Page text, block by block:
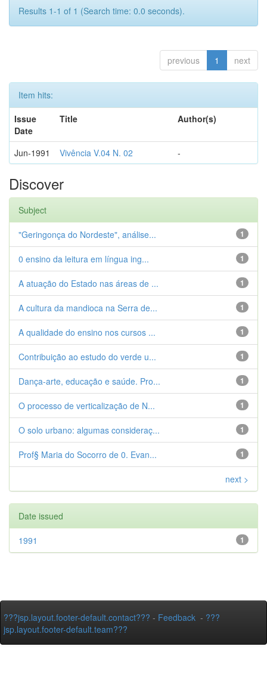
Results 1-1 of 1 (Search time: 0.0 seconds).
previous 1 next
Item hits:
Issue
Date
Title Author(s)
Jun-1991 Vivência V.04 N. 02 -
Discover
Subject
1
"Geringonça do Nordeste", análise...
1
0 ensino da leitura em língua ing...
1
A atuação do Estado nas áreas de ...
1
A cultura da mandioca na Serra de...
1
A qualidade do ensino nos cursos ...
1
Contribuição ao estudo do verde u...
1
Dança-arte, educação e saúde. Pro...
1
O processo de verticalização de N...
1
O solo urbano: algumas consideraç...
1
Prof§ Maria do Socorro de 0. Evan...
next >
Date issued
1
1991
???jsp.layout.footer-default.contact??? - Feedback - ???
jsp.layout.footer-default.team???